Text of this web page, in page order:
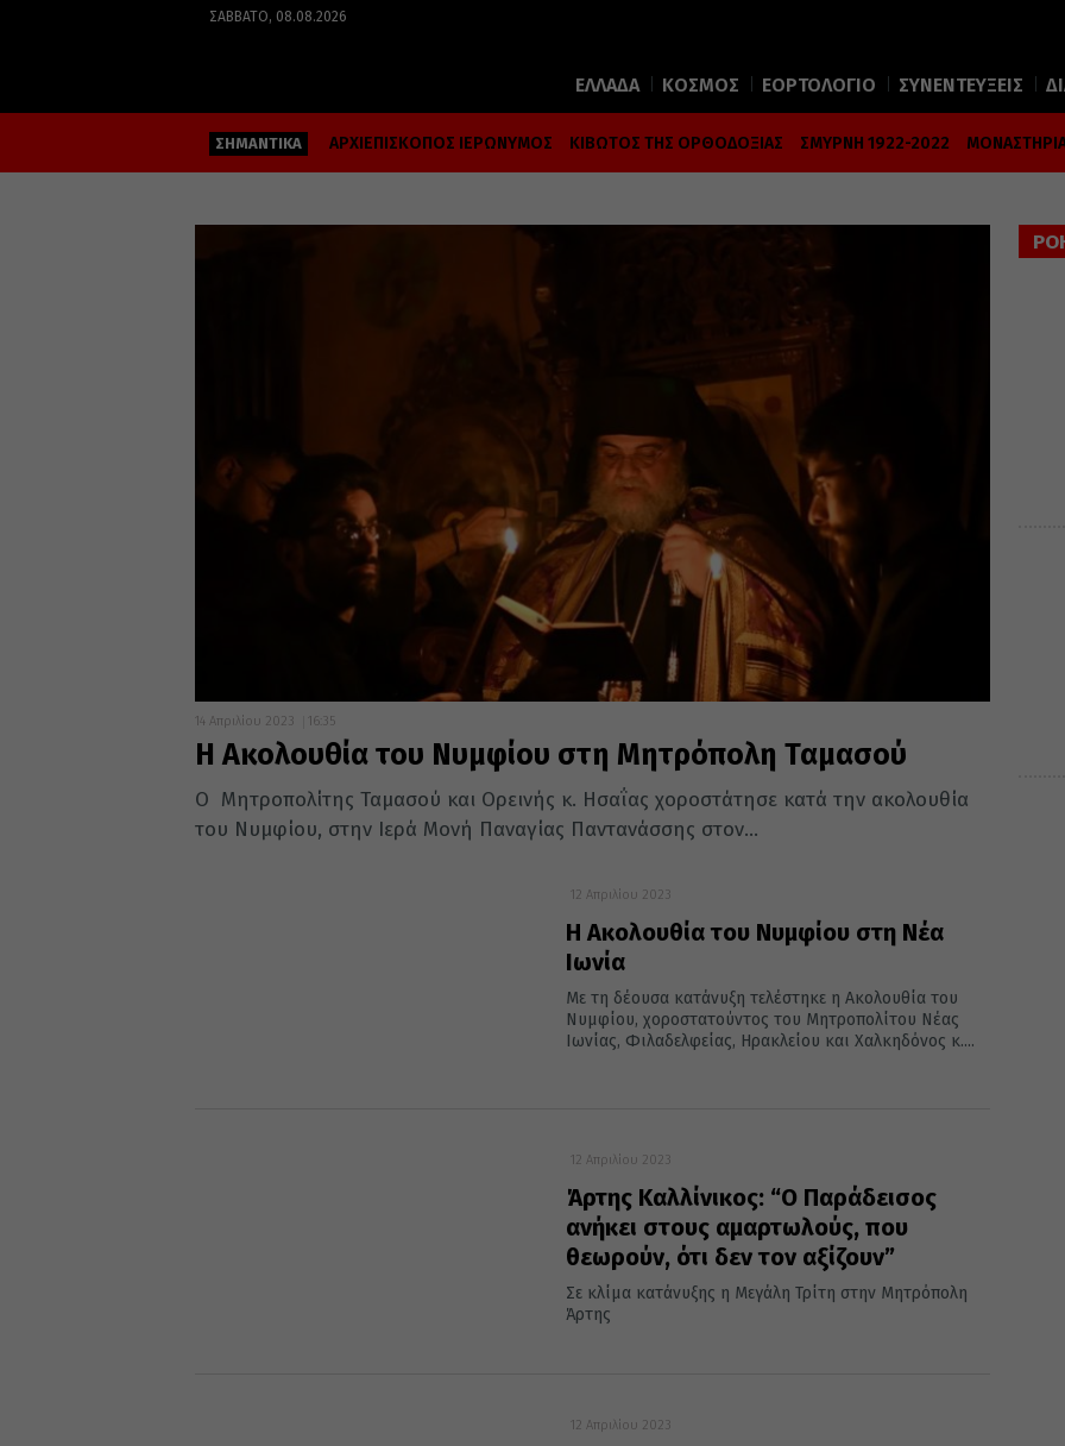
ΣΆΒΒΑΤΟ, 08.08.2026
ΕΛΛΑΔΑ ΚΟΣΜΟΣ ΕΟΡΤΟΛΟΓΙΟ ΣΥΝΕΝΤΕΥΞΕΙΣ
ΣΗΜΑΝΤΙΚΑ ΑΡΧΙΕΠΙΣΚΟΠΟΣ ΙΕΡΩΝΥΜΟΣ ΚΙΒΩΤΟΣ ΤΗΣ ΟΡΘΟΔΟΞΙΑΣ ΣΜΥΡΝΗ 1922-2022
14 Απριλίου 2023 16:35
Η Ακολουθία του Νυμφίου στη Μητρόπολη Ταμασού
O Μητροπολίτης Ταμασού και Ορεινής κ. Ησαΐας χοροστάτησε κατά την ακολουθία
του Νυμφίου, στην Ιερά Μονή Παναγίας Παντανάσσης στον...
12 Απριλίου 2023
Η Ακολουθία του Νυμφίου στη Νέα
Ιωνία
Με τη δέουσα κατάνυξη τελέστηκε η Ακολουθία του
Νυμφίου, χοροστατούντος του Μητροπολίτου Νέας
Ιωνίας, Φιλαδελφείας, Ηρακλείου και Χαλκηδόνος κ....
12 Απριλίου 2023
Άρτης Καλλίνικος: “Ο Παράδεισος
ανήκει στους αμαρτωλούς, που
θεωρούν, ότι δεν τον αξίζουν”
Σε κλίμα κατάνυξης η Μεγάλη Τρίτη στην Μητρόπολη
Άρτης
12 Απριλίου 2023